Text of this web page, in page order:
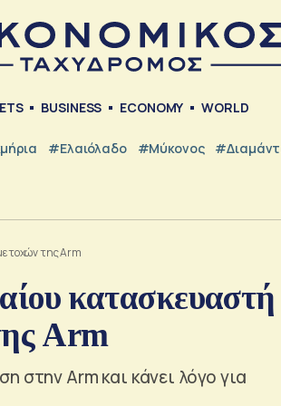
BUSINESS ECONOMY WORLD
#Ελαιόλαδο #Μύκονος
της Arm
κατασκευαστή
Arm
στην Arm και κάνει λόγο για